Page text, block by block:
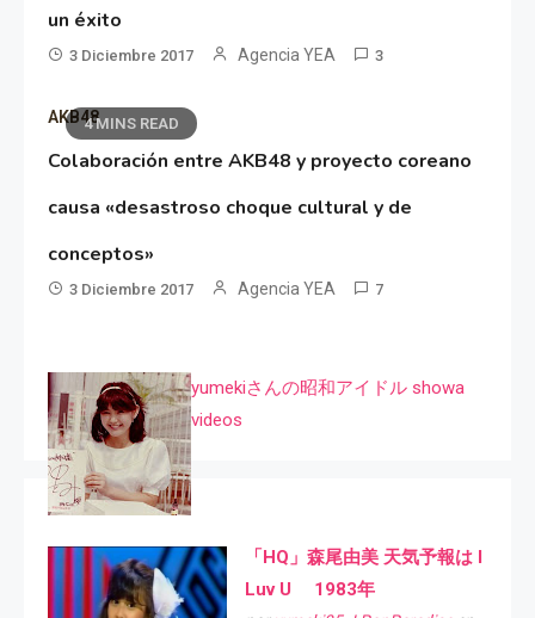
un éxito
3 Diciembre 2017 Agencia YEA 3
4 MINS READ
AKB48
Colaboración entre AKB48 y proyecto coreano
causa «desastroso choque cultural y de
conceptos»
3 Diciembre 2017 Agencia YEA 7
yumekiさんの昭和アイドル showa
videos
「HQ」森尾由美 天気予報は I
Luv U 1983年